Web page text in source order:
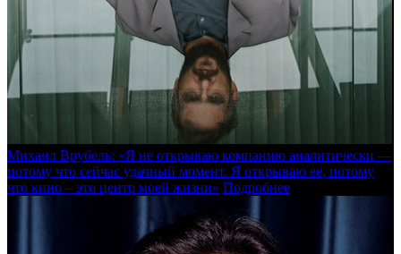
Михаил Врубель: «Я не открываю компанию аналитически —
потому что сейчас удачный момент. Я открываю ее, потому
что кино – это центр моей жизни» Подробнее